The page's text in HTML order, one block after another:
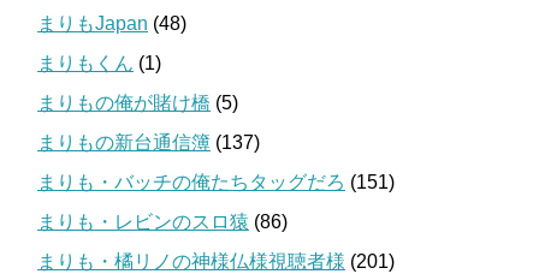
まりもJapan (48)
まりもくん (1)
まりもの俺が賭け橋 (5)
まりもの新台通信簿 (137)
まりも・バッチの俺たちタッグだろ (151)
まりも・レビンのスロ猿 (86)
まりも・橘リノの神様仏様視聴者様 (201)